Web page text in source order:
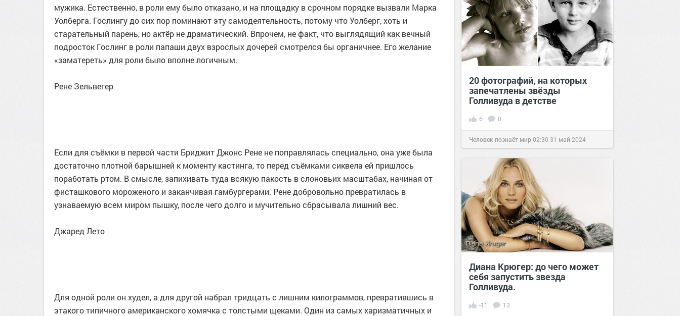
мужика. Естественно, в роли ему было отказано, и на площадку в срочном порядке вызвали Марка
Уолберга. Гослингу до сих пор поминают эту самодеятельность, потому что Уолберг, хоть и
старательный парень, но актёр не драматический. Впрочем, не факт, что выглядящий как вечный
подросток Гослинг в роли папаши двух взрослых дочерей смотрелся бы органичнее. Его желание
«заматереть» для роли было вполне логичным.
Рене Зельвегер
Если для съёмки в первой части Бриджит Джонс Рене не поправлялась специально, она уже была
достаточно плотной барышней к моменту кастинга, то перед съёмками сиквела ей пришлось
поработать ртом. В смысле, запихивать туда всякую пакость в слоновьих масштабах, начиная от
фисташкового мороженого и заканчивая гамбургерами. Рене добровольно превратилась в
узнаваемую всем миром пышку, после чего долго и мучительно сбрасывала лишний вес.
Джаред Лето
Для одной роли он худел, а для другой набрал тридцать с лишним килограммов, превратившись в
этакого типичного американского хомячка с толстыми щеками. Один из самых харизматичных и
20 фотографий, на которых
запечатлены звёзды
Голливуда в детстве
6 0
Человек познаёт мир02:30 31 май 2024
Диана Крюгер: до чего может
себя запустить звезда
Голливуда.
-11 13